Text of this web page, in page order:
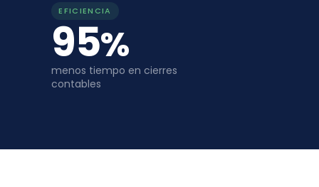
EFICIENCIA
95%
menos tiempo en cierres
contables